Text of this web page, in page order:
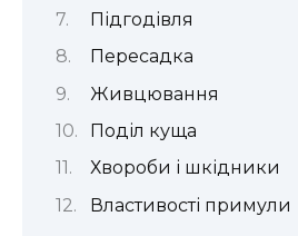
Підгодівля
Пересадка
Живцювання
Поділ куща
Хвороби і шкідники
Властивості примули